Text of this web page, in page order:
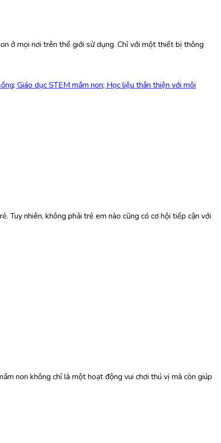
ở mọi nơi trên thế giới sử dụng. Chỉ với một thiết bị thông
Giáo dục STEM mầm non; Học liệu thân thiện với môi
Tuy nhiên, không phải trẻ em nào cũng có cơ hội tiếp cận với
non không chỉ là một hoạt động vui chơi thú vị mà còn giúp